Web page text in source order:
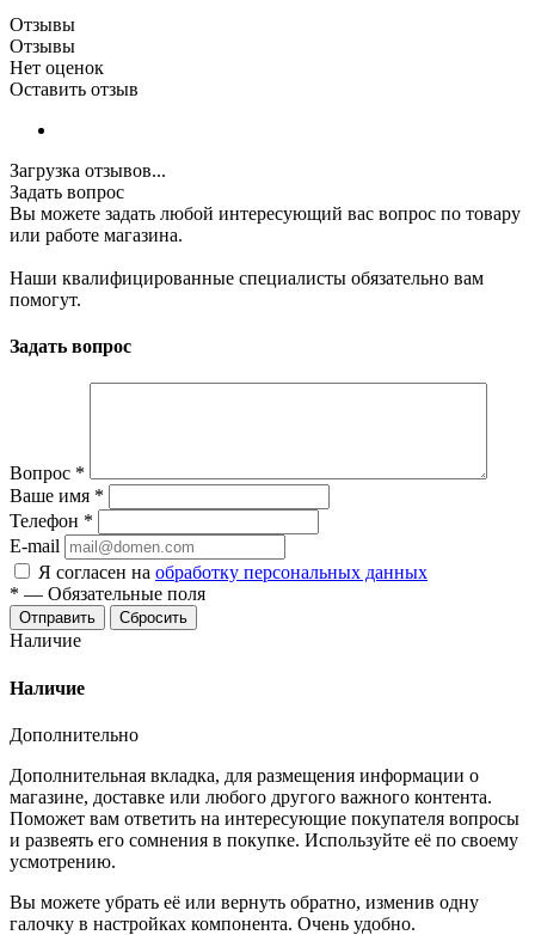
Отзывы
Отзывы
Нет оценок
Оставить отзыв
Загрузка отзывов...
Задать вопрос
Вы можете задать любой интересующий вас вопрос по товару
или работе магазина.
Наши квалифицированные специалисты обязательно вам
помогут.
Задать вопрос
Вопрос *
Ваше имя *
Телефон *
E-mail
Я согласен на обработку персональных данных
* — Обязательные поля
Отправить Сбросить
Наличие
Наличие
Дополнительно
Дополнительная вкладка, для размещения информации о
магазине, доставке или любого другого важного контента.
Поможет вам ответить на интересующие покупателя вопросы
и развеять его сомнения в покупке. Используйте её по своему
усмотрению.
Вы можете убрать её или вернуть обратно, изменив одну
галочку в настройках компонента. Очень удобно.